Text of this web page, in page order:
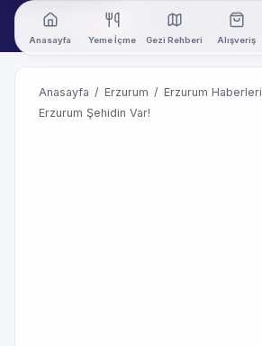
Anasayfa Yeme İçme Gezi Rehberi Alışveriş
Anasayfa / Erzurum / Erzurum Haberleri
Erzurum Şehidin Var!